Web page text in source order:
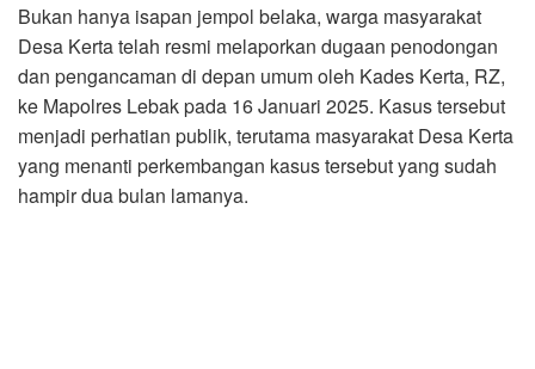
Bukan hanya isapan jempol belaka, warga masyarakat
Desa Kerta telah resmi melaporkan dugaan penodongan
dan pengancaman di depan umum oleh Kades Kerta, RZ,
ke Mapolres Lebak pada 16 Januari 2025. Kasus tersebut
menjadi perhatian publik, terutama masyarakat Desa Kerta
yang menanti perkembangan kasus tersebut yang sudah
hampir dua bulan lamanya.